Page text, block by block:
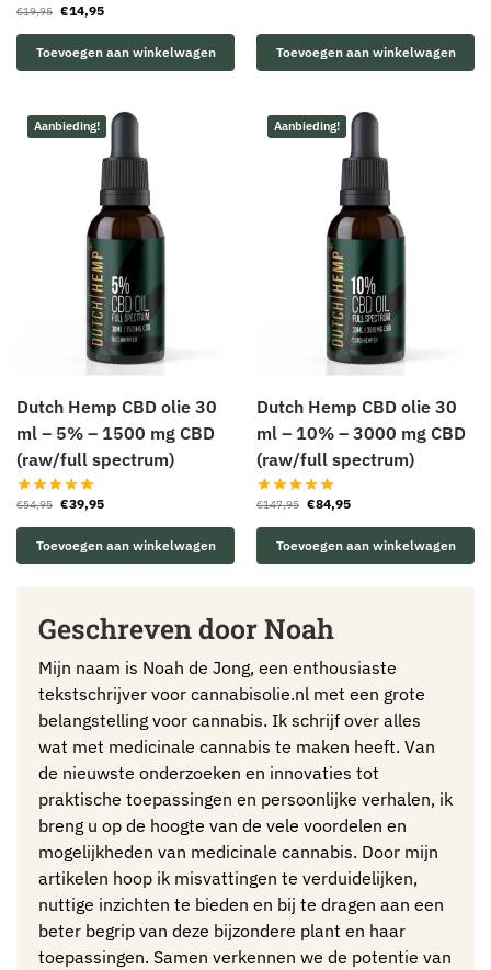
€19,95 €14,95
Toevoegen aan winkelwagen Toevoegen aan winkelwagen
Aanbieding!
Dutch Hemp CBD olie 30
ml – 5% – 1500 mg CBD
(raw/full spectrum)
€54,95 €39,95
Toevoegen aan winkelwagen
Aanbieding!
Dutch Hemp CBD olie 30
ml – 10% – 3000 mg CBD
(raw/full spectrum)
€147,95 €84,95
Toevoegen aan winkelwagen
Geschreven door Noah
Mijn naam is Noah de Jong, een enthousiaste
tekstschrijver voor cannabisolie.nl met een grote
belangstelling voor cannabis. Ik schrijf over alles
wat met medicinale cannabis te maken heeft. Van
de nieuwste onderzoeken en innovaties tot
praktische toepassingen en persoonlijke verhalen, ik
breng u op de hoogte van de vele voordelen en
mogelijkheden van medicinale cannabis. Door mijn
artikelen hoop ik misvattingen te verduidelijken,
nuttige inzichten te bieden en bij te dragen aan een
beter begrip van deze bijzondere plant en haar
toepassingen. Samen verkennen we de potentie van